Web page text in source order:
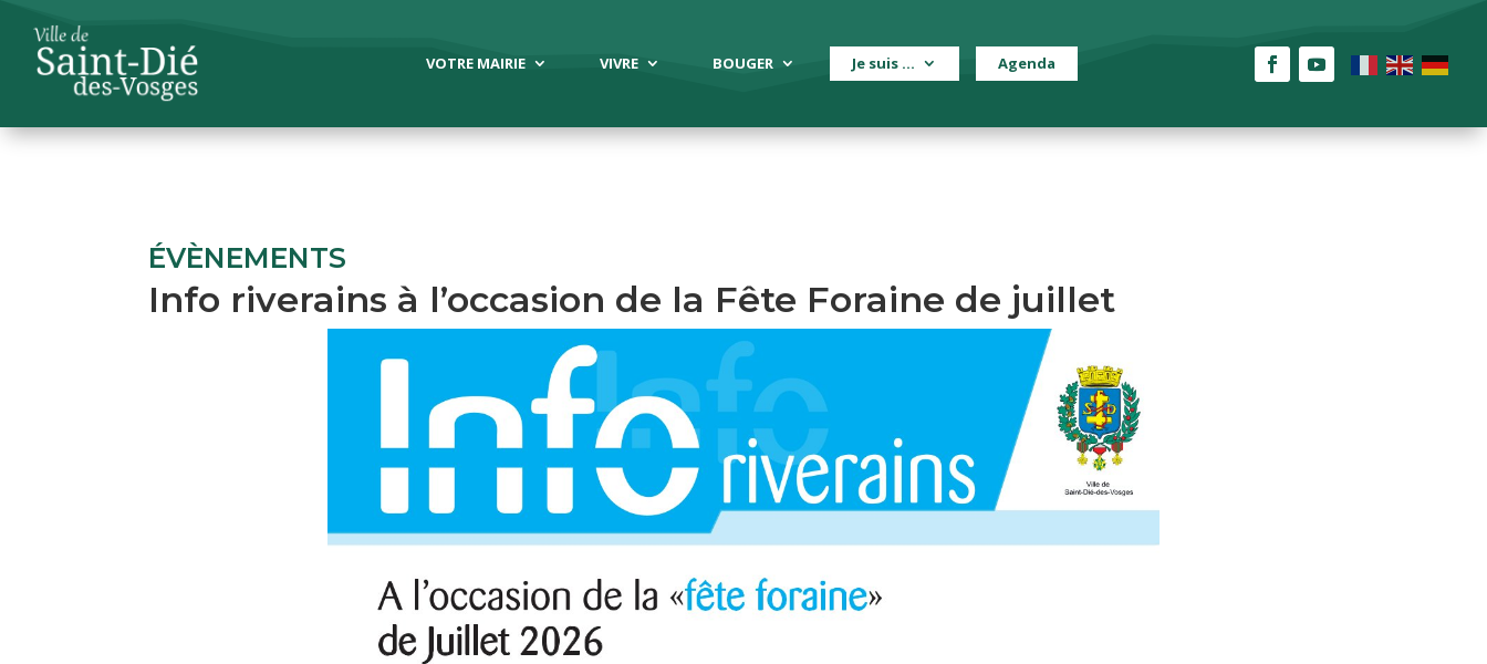
VOTRE MAIRIE VIVRE BOUGER Je suis … Agenda
ÉVÈNEMENTS
Info riverains à l’occasion de la Fête Foraine de juillet